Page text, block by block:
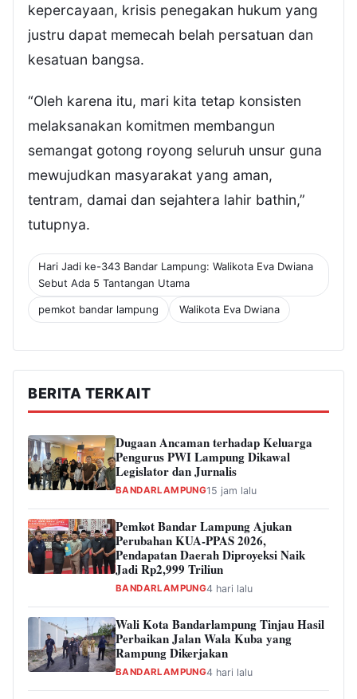
kepercayaan, krisis penegakan hukum yang
justru dapat memecah belah persatuan dan
kesatuan bangsa.
“Oleh karena itu, mari kita tetap konsisten
melaksanakan komitmen membangun
semangat gotong royong seluruh unsur guna
mewujudkan masyarakat yang aman,
tentram, damai dan sejahtera lahir bathin,”
tutupnya.
Hari Jadi ke-343 Bandar Lampung: Walikota Eva Dwiana
Sebut Ada 5 Tantangan Utama
pemkot bandar lampung Walikota Eva Dwiana
BERITA TERKAIT
Dugaan Ancaman terhadap Keluarga
Pengurus PWI Lampung Dikawal
Legislator dan Jurnalis
BANDARLAMPUNG15 jam lalu
Pemkot Bandar Lampung Ajukan
Perubahan KUA-PPAS 2026,
Pendapatan Daerah Diproyeksi Naik
Jadi Rp2,999 Triliun
BANDARLAMPUNG4 hari lalu
Wali Kota Bandarlampung Tinjau Hasil
Perbaikan Jalan Wala Kuba yang
Rampung Dikerjakan
BANDARLAMPUNG4 hari lalu